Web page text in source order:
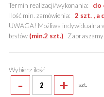
Termin realizacji/wykonania: do
Ilość min. zamówienia: 2 szt. , a
UWAGA! Możliwa indywidualna
testów (min.2 szt.).
Wybierz ilość
- + szt.